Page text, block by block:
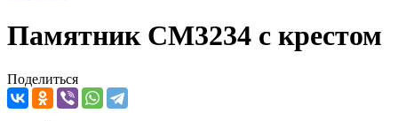
Памятник CM3234 с крестом
Поделиться